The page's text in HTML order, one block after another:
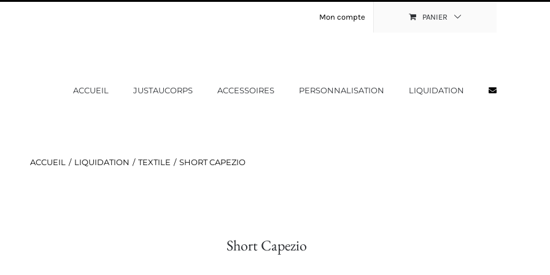
Mon compte PANIER
ACCUEIL JUSTAUCORPS ACCESSOIRES PERSONNALISATION LIQUIDATION
ACCUEIL LIQUIDATION TEXTILE SHORT CAPEZIO
Short Capezio